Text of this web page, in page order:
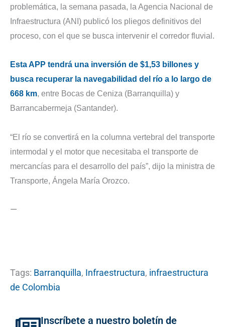
problemática, la semana pasada, la Agencia Nacional de
Infraestructura (ANI) publicó los pliegos definitivos del
proceso, con el que se busca intervenir el corredor fluvial.
Esta APP tendrá una inversión de $1,53 billones y
busca recuperar la navegabilidad del río a lo largo de
668 km, entre Bocas de Ceniza (Barranquilla) y
Barrancabermeja (Santander).
“El río se convertirá en la columna vertebral del transporte
intermodal y el motor que necesitaba el transporte de
mercancías para el desarrollo del país”, dijo la ministra de
Transporte, Ángela María Orozco.
—
Tags: Barranquilla, Infraestructura, infraestructura
de Colombia
Inscríbete a nuestro boletín de